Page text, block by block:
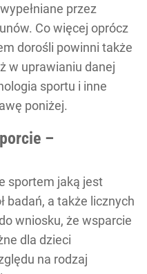
przez
Co więcej oprócz
dorośli powinni także
w uprawianiu danej
sportu i inne
poniżej.
–
sportem jaką jest
badań, a także licznych
wniosku, że wsparcie
dla dzieci
na rodzaj